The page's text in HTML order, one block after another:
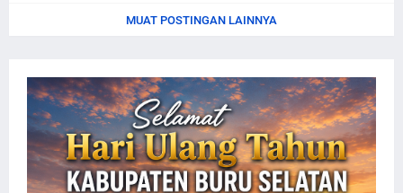
MUAT POSTINGAN LAINNYA